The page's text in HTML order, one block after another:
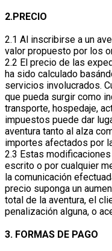
2.PRECIO
2.1 Al inscribirse a un
valor propuesto por los
2.2 El precio de las
ha sido calculado
servicios involucrados.
que pueda surgir como
transporte, hospedaje,
impuestos puede dar
aventura tanto al alza
importes afectados por
2.3 Estas
escrito o por cualquier
la comunicación
precio suponga un
total de la aventura, el
penalización alguna, o
3. FORMAS DE PAGO